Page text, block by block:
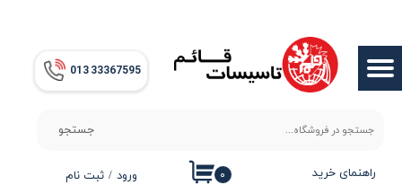
013​​​​​​​ 33367595
جستجو
ورود / ثبت نام
حساب کاربری من
تغییر گذر واژه
سفارشات
خروج از حساب کاربری
راهنمای خرید ۰